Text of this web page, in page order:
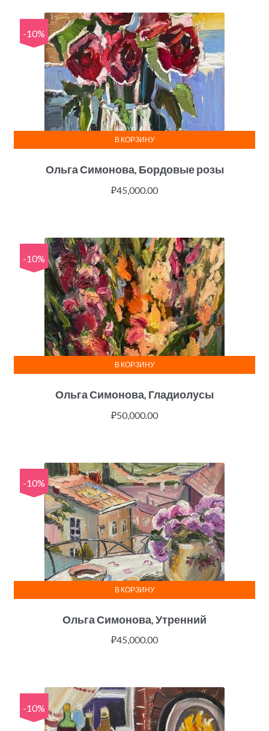
-10%
Ольга Симонова, Бордовые розы
₽45,000.00
В КОРЗИНУ
-10%
Ольга Симонова, Гладиолусы
₽50,000.00
В КОРЗИНУ
-10%
Ольга Симонова, Утренний
₽45,000.00
В КОРЗИНУ
-10%